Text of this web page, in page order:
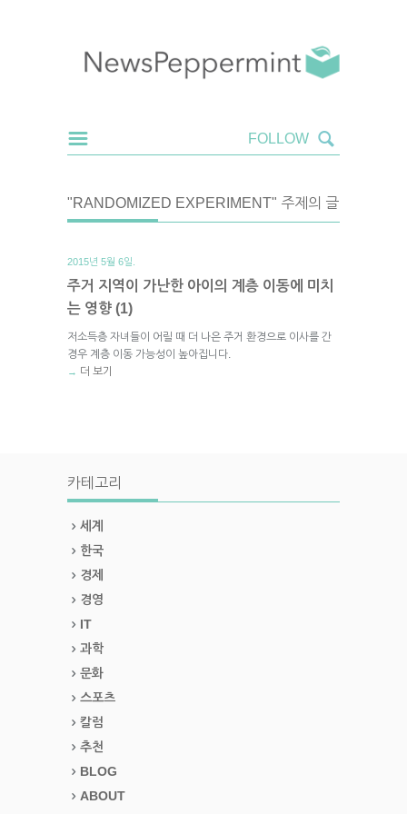
"RANDOMIZED EXPERIMENT" 주제의 글
2015년 5월 6일.
주거 지역이 가난한 아이의 계층 이동에 미치
는 영향 (1)
저소득층 자녀들이 어릴 때 더 나은 주거 환경으로 이사를 간
경우 계층 이동 가능성이 높아집니다.
→ 더 보기
카테고리
세계
한국
경제
경영
IT
과학
문화
스포츠
칼럼
추천
BLOG
ABOUT